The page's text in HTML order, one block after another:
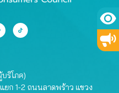
ริโภค)
ยก 1-2 ถนนลาดพร้าว แขวง